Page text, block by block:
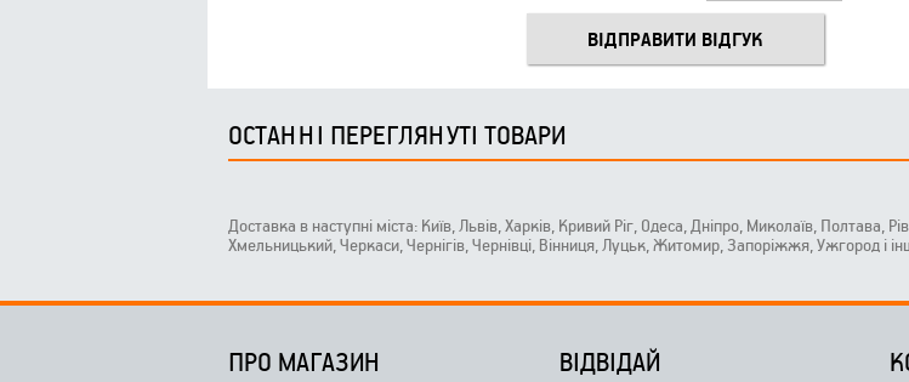
ОСТАННІ ПЕРЕГЛЯНУТІ ТОВАРИ
Доставка в наступні міста: Київ, Львів, Харків, Кривий Ріг, Одеса, Дніпро, Миколаїв, Полтава,
Хмельницький, Черкаси, Чернігів, Чернівці, Вінниця, Луцьк, Житомир, Запоріжжя, Ужгород і
ПРО МАГАЗИН ВІДВІДАЙ